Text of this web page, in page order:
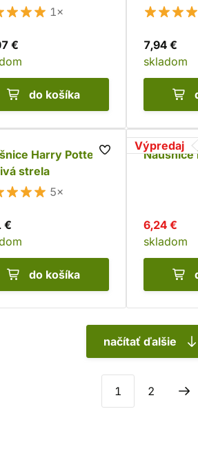
1×
€
do košíka
kôstky
7,94 €
skladom
Harry Potter -
strela
5×
€
do košíka
Výpredaj
Náušnice
6,24 €
skladom
načítať ďalšie
1 2